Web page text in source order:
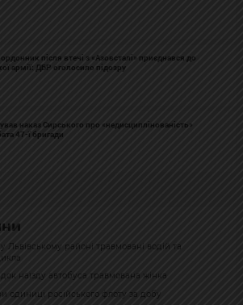
після втечі з «Азовсталі» приєднався до
армії: ДБР оголосило підозру
наказ Сирського про «недисциплінованість»
47-ї бригади
Львівському районі травмовані водій та
наїзду автобуса травмована жінка
одиниці російського флоту за добу